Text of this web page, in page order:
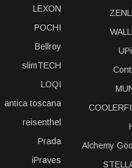
Alchemy
LEXON
POCHI
Bellroy
slimTECH
LOQI
antica toscana
reisenthel
Prada
iPraves